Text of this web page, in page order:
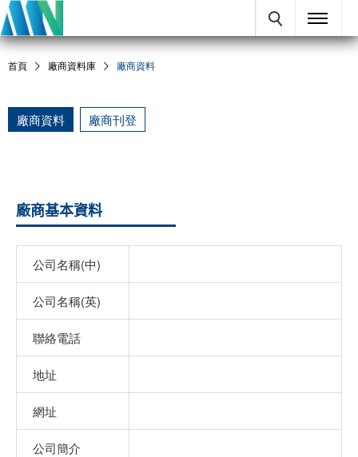
首頁 廠商資料庫 廠商資料
廠商資料 廠商刊登
廠商基本資料
公司名稱(中)
公司名稱(英)
聯絡電話
地址
網址
公司簡介